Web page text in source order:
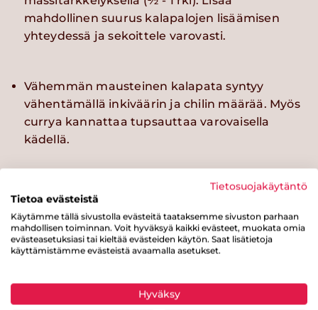
mahdollinen suurus kalapalojen lisäämisen
yhteydessä ja sekoittele varovasti.
Vähemmän mausteinen kalapata syntyy
vähentämällä inkiväärin ja chilin määrää. Myös
currya kannattaa tupsauttaa varovaisella
kädellä.
Kokeile myös näitä reseptejä
Tietosuojakäytäntö
Tietoa evästeistä
Käytämme tällä sivustolla evästeitä taataksemme sivuston parhaan
mahdollisen toiminnan. Voit hyväksyä kaikki evästeet, muokata omia
evästeasetuksiasi tai kieltää evästeiden käytön. Saat lisätietoja
käyttämistämme evästeistä avaamalla asetukset.
Hyväksy